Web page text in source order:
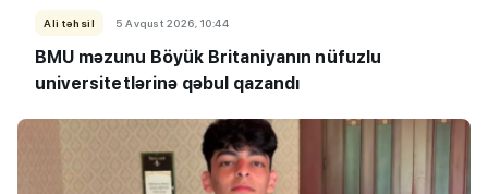
Ali təhsil 5 Avqust 2026, 10:44
BMU məzunu Böyük Britaniyanın nüfuzlu
universitetlərinə qəbul qazandı